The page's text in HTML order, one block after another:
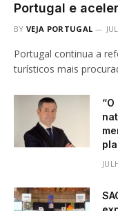
Portugal e
BY VEJA PORTUGAL
Portugal continua a
turísticos mais